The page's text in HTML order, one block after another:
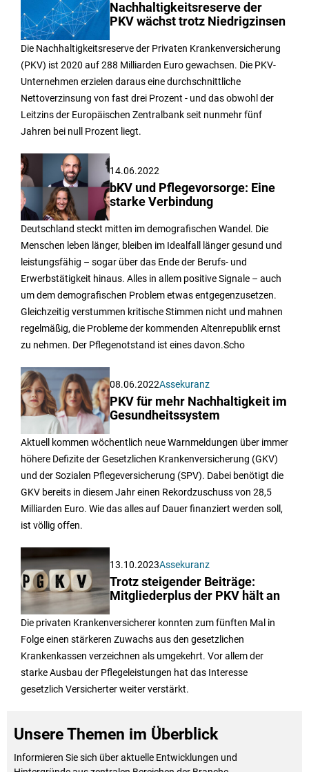
Nachhaltigkeitsreserve der
PKV wächst trotz Niedrigzinsen
Die Nachhaltigkeitsreserve der Privaten Krankenversicherung
(PKV) ist 2020 auf 288 Milliarden Euro gewachsen. Die PKV-
Unternehmen erzielen daraus eine durchschnittliche
Nettoverzinsung von fast drei Prozent - und das obwohl der
Leitzins der Europäischen Zentralbank seit nunmehr fünf
Jahren bei null Prozent liegt.
14.06.2022
bKV und Pflegevorsorge: Eine
starke Verbindung
Deutschland steckt mitten im demografischen Wandel. Die
Menschen leben länger, bleiben im Idealfall länger gesund und
leistungsfähig – sogar über das Ende der Berufs- und
Erwerbstätigkeit hinaus. Alles in allem positive Signale – auch
um dem demografischen Problem etwas entgegenzusetzen.
Gleichzeitig verstummen kritische Stimmen nicht und mahnen
regelmäßig, die Probleme der kommenden Altenrepublik ernst
zu nehmen. Der Pflegenotstand ist eines davon.Scho
08.06.2022Assekuranz
PKV für mehr Nachhaltigkeit im
Gesundheitssystem
Aktuell kommen wöchentlich neue Warnmeldungen über immer
höhere Defizite der Gesetzlichen Krankenversicherung (GKV)
und der Sozialen Pflegeversicherung (SPV). Dabei benötigt die
GKV bereits in diesem Jahr einen Rekordzuschuss von 28,5
Milliarden Euro. Wie das alles auf Dauer finanziert werden soll,
ist völlig offen.
13.10.2023Assekuranz
Trotz steigender Beiträge:
Mitgliederplus der PKV hält an
Die privaten Krankenversicherer konnten zum fünften Mal in
Folge einen stärkeren Zuwachs aus den gesetzlichen
Krankenkassen verzeichnen als umgekehrt. Vor allem der
starke Ausbau der Pflegeleistungen hat das Interesse
gesetzlich Versicherter weiter verstärkt.
Unsere Themen im Überblick
Informieren Sie sich über aktuelle Entwicklungen und